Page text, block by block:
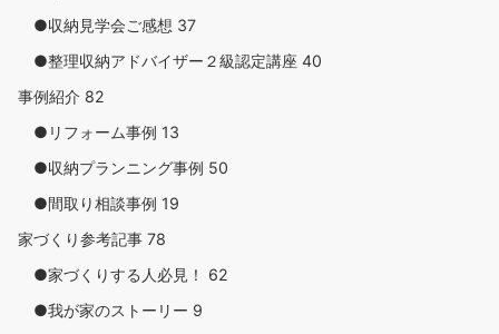
●収納見学会ご感想 37
●整理収納アドバイザー２級認定講座 40
事例紹介 82
●リフォーム事例 13
●収納プランニング事例 50
●間取り相談事例 19
家づくり参考記事 78
●家づくりする人必見！ 62
●我が家のストーリー 9